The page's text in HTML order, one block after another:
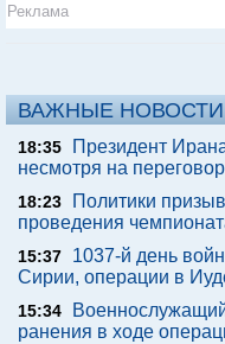
Реклама
ВАЖНЫЕ НОВОСТИ
18:35
Президент
несмотря на
18:23
Политики
проведения
15:37
1037-й день
Сирии, операции в
15:34
ранения в ходе